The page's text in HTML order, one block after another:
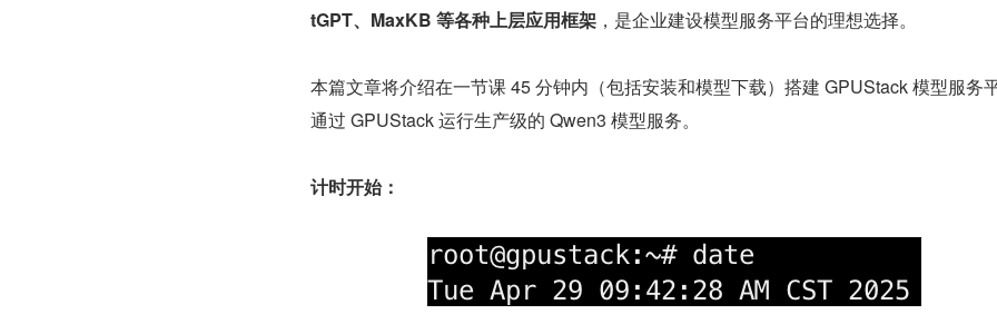
tGPT、MaxKB 等各种上层应用框架 ，是企业建设模型服务平台的理想选择。
本篇文章将介绍在一节课 45 分钟内（包括安装和模型下载）搭建 GPUStack 模型服务
通过 GPUStack 运行生产级的 Qwen3 模型服务。
计时开始：